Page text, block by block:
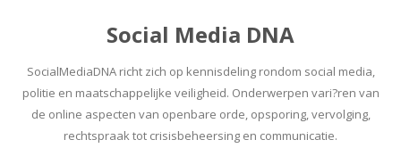
Social Media DNA
SocialMediaDNA richt zich op kennisdeling rondom social media,
politie en maatschappelijke veiligheid. Onderwerpen vari?ren van
de online aspecten van openbare orde, opsporing, vervolging,
rechtspraak tot crisisbeheersing en communicatie.